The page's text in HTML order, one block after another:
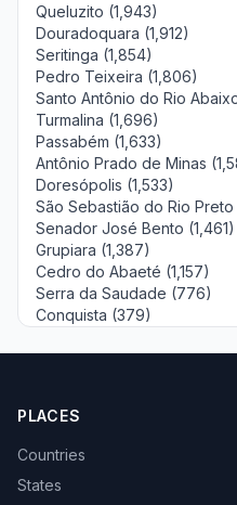
Queluzito (1,943)
Douradoquara (1,912)
Seritinga (1,854)
Pedro Teixeira (1,806)
Santo Antônio do Rio
Turmalina (1,696)
Passabém (1,633)
Antônio Prado de Minas
Doresópolis (1,533)
São Sebastião do Rio Preto
Senador José Bento (1,461)
Grupiara (1,387)
Cedro do Abaeté (1,157)
Serra da Saudade (776)
Conquista (379)
PLACES
Countries
States